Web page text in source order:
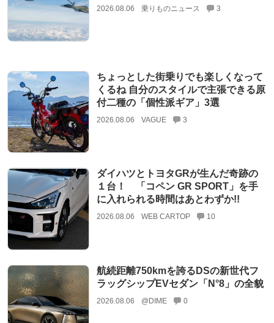
2026.08.06 乗りものニュース 3
ちょっとした街乗りでも楽しくなって
くるね 自分のスタイルで主張できる原
付二種の「個性派ギア」3選
2026.08.06 VAGUE 3
ダイハツとトヨタGRが生んだ奇跡の
１台！ 「コペン GR SPORT」を手
に入れられる時間はあとわずか!!
2026.08.06 WEB CARTOP 10
航続距離750kmを誇るDSの新世代フ
ラッグシップEVセダン「N°8」の全貌
2026.08.06 @DIME 0